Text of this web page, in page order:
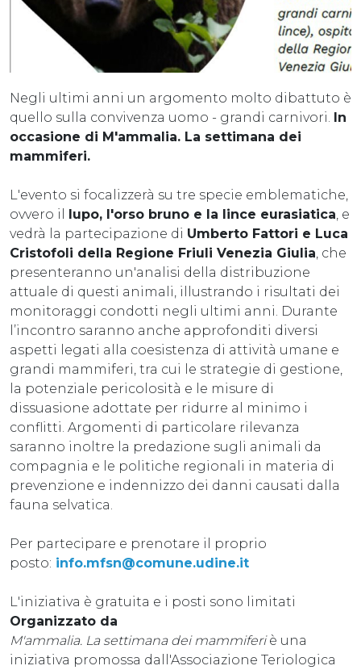
Negli ultimi anni un argomento molto dibattuto è
quello sulla convivenza uomo - grandi carnivori. In
occasione di M'ammalia. La settimana dei
mammiferi.
L'evento si focalizzerà su tre specie emblematiche,
ovvero il lupo, l'orso bruno e la lince eurasiatica , e
vedrà la partecipazione di Umberto Fattori e Luca
Cristofoli della Regione Friuli Venezia Giulia , che
presenteranno un'analisi della distribuzione
attuale di questi animali, illustrando i risultati dei
monitoraggi condotti negli ultimi anni. Durante
l’incontro saranno anche approfonditi diversi
aspetti legati alla coesistenza di attività umane e
grandi mammiferi, tra cui le strategie di gestione,
la potenziale pericolosità e le misure di
dissuasione adottate per ridurre al minimo i
conflitti. Argomenti di particolare rilevanza
saranno inoltre la predazione sugli animali da
compagnia e le politiche regionali in materia di
prevenzione e indennizzo dei danni causati dalla
fauna selvatica.
Per partecipare e prenotare il proprio
posto: info.mfsn@comune.udine.it
L'iniziativa è gratuita e i posti sono limitati
Organizzato da
M'ammalia. La settimana dei mammiferiè una
iniziativa promossa dall'Associazione Teriologica